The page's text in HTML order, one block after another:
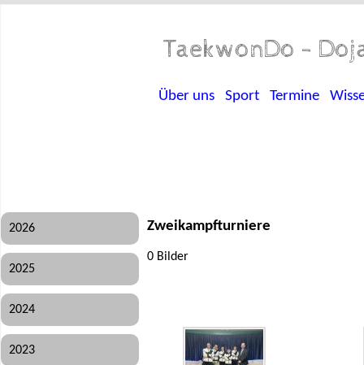
TaekwonDo -
Über uns Sport Termine
2026
2025
2024
2023
Zweikampfturniere
0 Bilder